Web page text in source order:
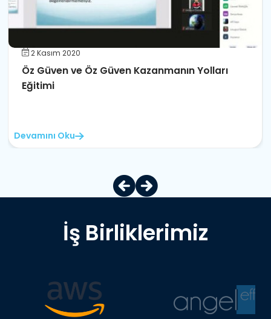
2 Kasım 2020
Öz Güven ve Öz Güven Kazanmanın Yolları
Eğitimi
Devamını Oku
İş Birliklerimiz